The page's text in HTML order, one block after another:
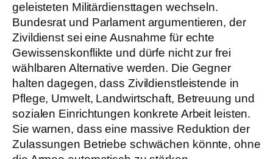
geleisteten Militärdiensttagen wechseln.
Bundesrat und Parlament argumentieren, der
Zivildienst sei eine Ausnahme für echte
Gewissenskonflikte und dürfe nicht zur frei
wählbaren Alternative werden. Die Gegner
halten dagegen, dass Zivildienstleistende in
Pflege, Umwelt, Landwirtschaft, Betreuung und
sozialen Einrichtungen konkrete Arbeit leisten.
Sie warnen, dass eine massive Reduktion der
Zulassungen Betriebe schwächen könnte, ohne